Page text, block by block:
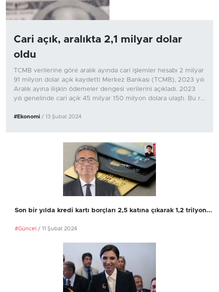
Cari açık, aralıkta 2,1 milyar dolar
oldu
TCMB verilerine göre aralık ayında cari işlemler hesabı 2 milyar
91 milyon dolar açık kaydetti Merkez Bankası (TCMB), 2023 yılı
Aralık ayına ilişkin ödemeler dengesi verilerini açıkladı. 2023
yılı genelinde cari açık 45 milyar 150 milyon dolara ulaştı. Bu r...
#Ekonomi / 13 Şubat 2024
Son bir yılda kredi kartı borçları 2,5 katına çıkarak 1,2 trilyon...
#Güncel / 11 Şubat 2024